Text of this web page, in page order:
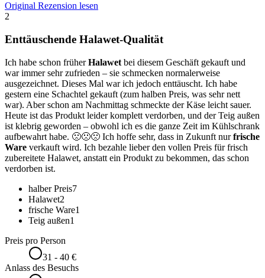
Original Rezension lesen
2
Enttäuschende Halawet-Qualität
Ich habe schon früherHalawet bei diesem Geschäft gekauft und
war immer sehr zufrieden – sie schmecken normalerweise
ausgezeichnet. Dieses Mal war ich jedoch enttäuscht. Ich habe
gestern eine Schachtel gekauft (zum halben Preis, was sehr nett
war). Aber schon am Nachmittag schmeckte der Käse leicht sauer.
Heute ist das Produkt leider komplett verdorben, und der Teig außen
ist klebrig geworden – obwohl ich es die ganze Zeit im Kühlschrank
aufbewahrt habe. 🙁🙁🙁 Ich hoffe sehr, dass in Zukunft nurfrische
Ware verkauft wird. Ich bezahle lieber den vollen Preis für frisch
zubereitete Halawet, anstatt ein Produkt zu bekommen, das schon
verdorben ist.
halber Preis7
Halawet2
frische Ware1
Teig außen1
Preis pro Person
31 - 40 €
Anlass des Besuchs